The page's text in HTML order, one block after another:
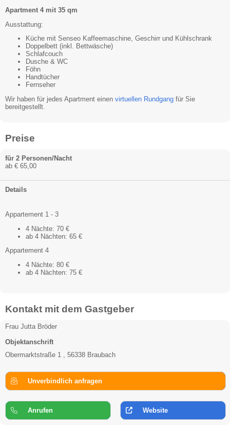
Apartment 4 mit 35 qm
Ausstattung:
Küche mit Senseo Kaffeemaschine, Geschirr und Kühlschrank
Doppelbett (inkl. Bettwäsche)
Schlafcouch
Dusche & WC
Föhn
Handtücher
Fernseher
Wir haben für jedes Apartment einen virtuellen Rundgang für Sie
bereitgestellt.
Preise
für 2 Personen/Nacht
ab € 65,00
Details
Appartement 1 - 3
4 Nächte: 70 €
ab 4 Nächten: 65 €
Appartement 4
4 Nächte: 80 €
ab 4 Nächten: 75 €
Kontakt mit dem Gastgeber
Frau Jutta Bröder
Objektanschrift
Obermarktstraße 1 , 56338 Braubach
Unverbindlich anfragen
Anrufen Website